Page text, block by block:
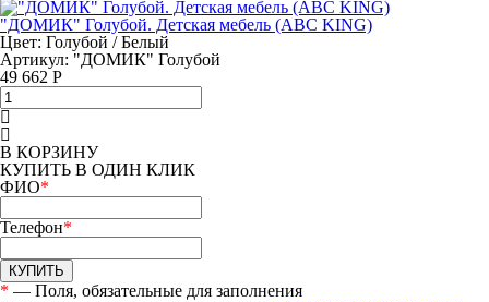
"ДОМИК" Голубой. Детская мебель (ABC KING)
Цвет: Голубой / Белый
Артикул: "ДОМИК" Голубой
49 662 Р
В КОРЗИНУ
КУПИТЬ В ОДИН КЛИК
ФИО*
Телефон*
КУПИТЬ
* — Поля, обязательные для заполнения